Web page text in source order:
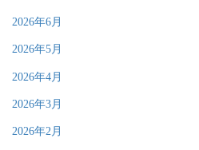
2026年6月
2026年5月
2026年4月
2026年3月
2026年2月